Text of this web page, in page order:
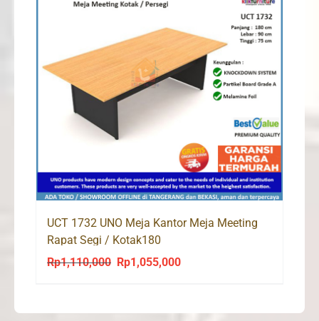
UCT 1732 UNO Meja Kantor Meja Meeting
Rapat Segi / Kotak180
Rp1,110,000
Original
Rp1,055,000Current